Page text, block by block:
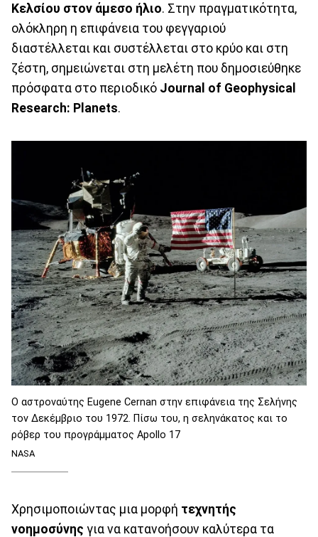
Κελσίου στον άμεσο ήλιο. Στην πραγματικότητα,
ολόκληρη η επιφάνεια του φεγγαριού
διαστέλλεται και συστέλλεται στο κρύο και στη
ζέστη, σημειώνεται στη μελέτη που δημοσιεύθηκε
πρόσφατα στο περιοδικό Journal of Geophysical
Research: Planets.
Ο αστροναύτης Eugene Cernan στην επιφάνεια της Σελήνης
τον Δεκέμβριο του 1972. Πίσω του, η σεληνάκατος και το
ρόβερ του προγράμματος Apollo 17
NASA
Xρησιμοποιώντας μια μορφή τεχνητής
νοημοσύνης για να κατανοήσουν καλύτερα τα